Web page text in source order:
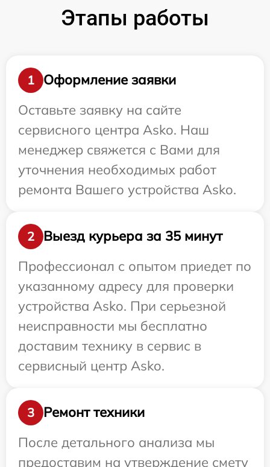
Этапы работы
1
Оформление заявки
Оставьте заявку на сайте
сервисного центра Asko. Наш
менеджер свяжется с Вами для
уточнения необходимых работ
ремонта Вашего устройства Asko.
2
Выезд курьера за 35 минут
Профессионал с опытом приедет по
указанному адресу для проверки
устройства Asko. При серьезной
неисправности мы бесплатно
доставим технику в сервис в
сервисный центр Asko.
3
Ремонт техники
После детального анализа мы
предоставим на утверждение смету